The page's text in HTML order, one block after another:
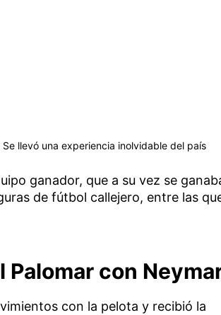
llevó una experiencia inolvidable del país
ganador, que a su vez se
de fútbol callejero, entre las
Palomar con
con la pelota y recibió la